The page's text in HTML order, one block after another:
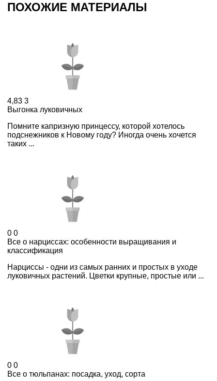
ПОХОЖИЕ МАТЕРИАЛЫ
4,83 3
Выгонка луковичных
Помните капризную принцессу, которой хотелось
подснежников к Новому году? Иногда очень хочется
таких ...
0 0
Все о нарциссах: особенности выращивания и
классификация
Нарциссы - одни из самых ранних и простых в уходе
луковичных растений. Цветки крупные, простые или ...
0 0
Все о тюльпанах: посадка, уход, сорта